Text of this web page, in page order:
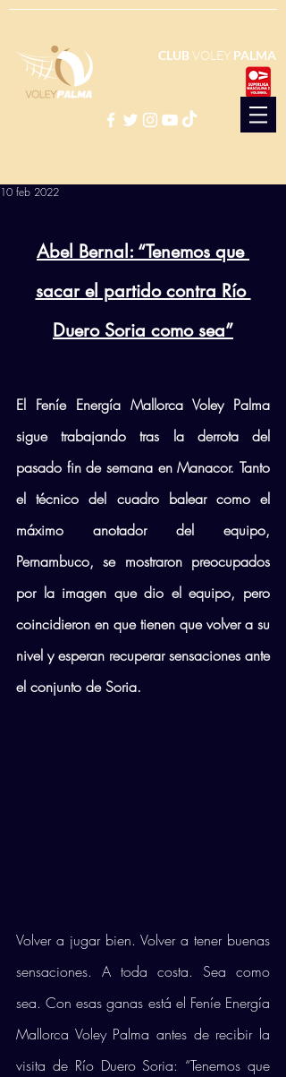
CLUBVOLEY PALMA
10 feb 2022
Abel Bernal: “Tenemos que
sacar el partido contra Río
Duero Soria como sea”
El Feníe Energía Mallorca Voley Palma
sigue trabajando tras la derrota del
pasado fin de semana en Manacor. Tanto
el técnico del cuadro balear como el
máximo anotador del equipo,
Pernambuco, se mostraron preocupados
por la imagen que dio el equipo, pero
coincidieron en que tienen que volver a su
nivel y esperan recuperar sensaciones ante
el conjunto de Soria.
Volver a jugar bien. Volver a tener buenas
sensaciones. A toda costa. Sea como
sea. Con esas ganas está el Feníe Energía
Mallorca Voley Palma antes de recibir la
visita de Río Duero Soria: “Tenemos que